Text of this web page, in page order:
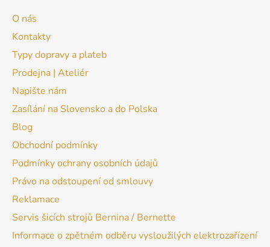
O nás
Kontakty
Typy dopravy a plateb
Prodejna | Ateliér
Napište nám
Zasílání na Slovensko a do Polska
Blog
Obchodní podmínky
Podmínky ochrany osobních údajů
Právo na odstoupení od smlouvy
Reklamace
Servis šicích strojů Bernina / Bernette
Informace o zpětném odběru vysloužilých elektrozařízení